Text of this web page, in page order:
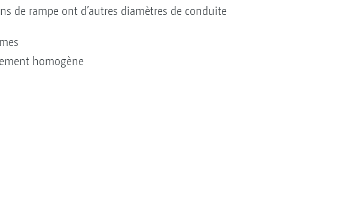
de rampe ont d’autres diamètres de conduite
homogène